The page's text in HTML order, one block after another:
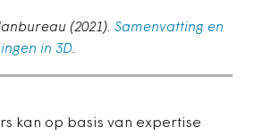
(2021). Samenvatting en
in 3D.
kan op basis van expertise